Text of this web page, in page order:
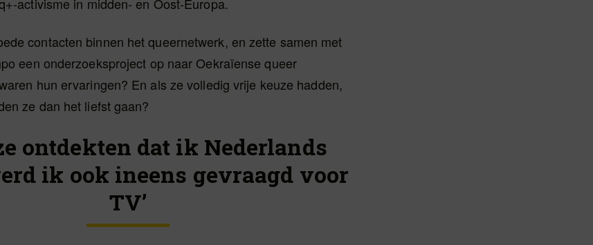
contacten binnen het queernetwerk, en zette samen met
een onderzoeksproject op naar Oekraïense queer
hun ervaringen? En als ze volledig vrije keuze hadden,
ze dan het liefst gaan?
ontdekten dat ik Nederlands
ik ook ineens gevraagd voor
TV’